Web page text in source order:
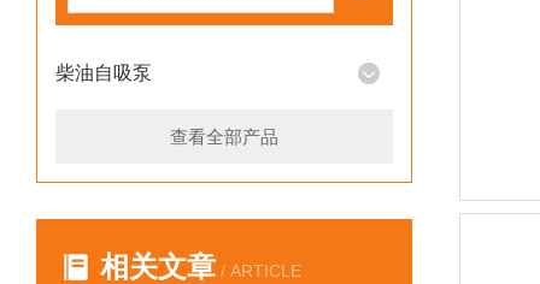
柴油自吸泵
查看全部产品
相关文章 / ARTICLE